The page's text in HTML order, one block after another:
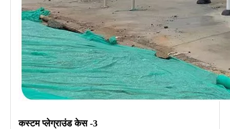
कस्टमप्लेग्राउंडकेस -3